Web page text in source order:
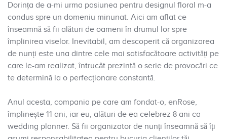
Dorința de a-mi urma pasiunea pentru designul floral m-a
condus spre un domeniu minunat. Aici am aflat ce
înseamnă să fii alături de oameni în drumul lor spre
împlinirea viselor. Inevitabil, am descoperit că organizarea
de nunți este una dintre cele mai satisfacătoare activități pe
care le-am realizat, întrucât prezintă o serie de provocări ce
te determină la o perfecționare constantă.
Anul acesta, compania pe care am fondat-o, enRose,
împlinește 11 ani, iar eu, alături de ea celebrez 8 ani ca
wedding planner. Să fii organizator de nunți înseamnă să îți